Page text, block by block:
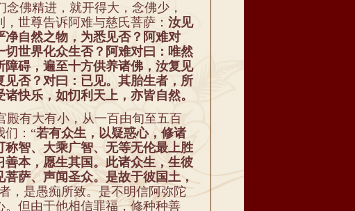
佛精进，就开得大，念佛少，
世尊告诉阿难与慈氏菩萨： 汝见
自然之物，为悉见否？ 阿难对
世界化众生否？ 阿难对曰：唯然
碍，遍至十方供养诸佛，汝复见
见否？ 对曰：已见。其胎生者，所
快乐，如忉利天上，亦皆自然。
殿有大有小，从一百由旬至五百
们：“若有众生，以疑惑心，修诸
智、大乘广智、无等无伦最上胜
本，愿生其国。此诸众生，生彼
萨、声闻圣众。是故于彼国土，
，是愚痴所致。是不明信阿弥陀
但由于他相信罪福，修种种善